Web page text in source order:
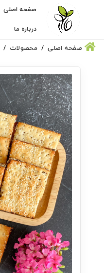
صفحه اصلی
درباره ما
صفحه اصلی محصولات